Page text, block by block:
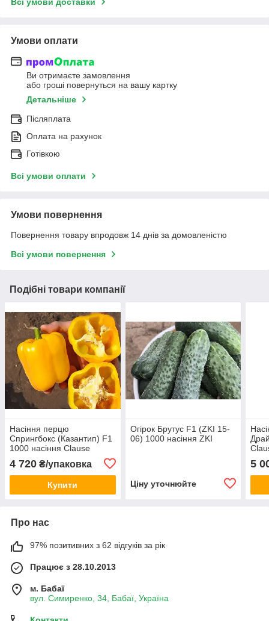
Умови оплати
Ви отримаєте замовлення
або гроші повернуться на вашу картку
Детальніше
Післяплата
Оплата на рахунок
Готівкою
Всі умови оплати
Умови повернення
Повернення товару впродовж 14 днів за домовленістю
Всі умови повернення
Подібні товари компанії
Насіння перцю
Спрингбокс (Казантип) F1
1000 насіння Clause
4 720 ₴/упаковка
Купити
Огірок Брутус F1 (ZKI 15-
06) 1000 насіння ZKI
Ціну уточнюйте
5
Про нас
97% позитивних з 62 відгуків за рік
Працює з 28.10.2013
м. Бабаї
вул. Симиренко, 34, Бабаї, Україна